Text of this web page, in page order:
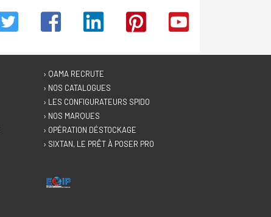
› QAMA RECRUTE
› NOS CATALOGUES
› LES CONFIGURATEURS SPIDO
› NOS MARQUES
› OPÉRATION DÉSTOCKAGE
› SIXTAN, LE PRÊT À POSER PRO